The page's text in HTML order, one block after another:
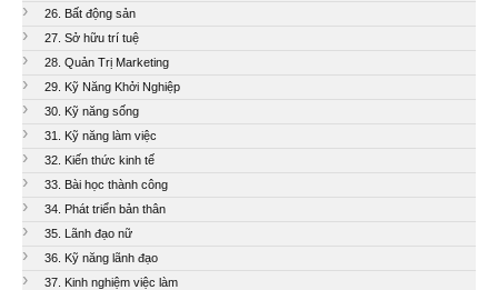
26. Bất động sản
27. Sở hữu trí tuệ
28. Quản Trị Marketing
29. Kỹ Năng Khởi Nghiệp
30. Kỹ năng sống
31. Kỹ năng làm việc
32. Kiến thức kinh tế
33. Bài học thành công
34. Phát triển bản thân
35. Lãnh đạo nữ
36. Kỹ năng lãnh đạo
37. Kinh nghiệm việc làm